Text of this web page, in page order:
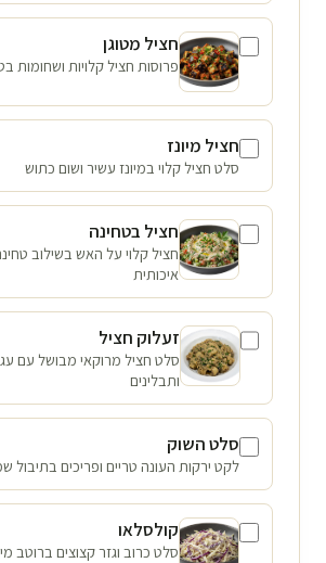
חציל מטוגן
פרוסות חציל קלויות
חציל מיונז
סלט חציל קלוי במיונז עשיר ושום כתוש
חציל בטחינה
חציל קלוי על האש בשילוב
איכותית
זעלוק חציל
סלט חציל מרוקאי מבושל עם
ותבלינים
סלט השוק
לקט ירקות העונה טריים ופריכים בתיבול
קולסלאו
סלט כרוב וגזר קצוצים ברוטב